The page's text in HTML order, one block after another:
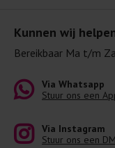
Kunnen wij
Bereikbaar Ma t/m
Via Whatsapp
Stuur ons een
Via Instagram
Stuur ons een DM